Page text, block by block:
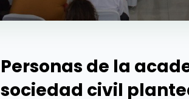
Personas de la
sociedad civil